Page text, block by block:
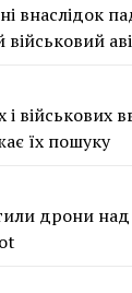
внаслідок
і
їх пошуку
дрони